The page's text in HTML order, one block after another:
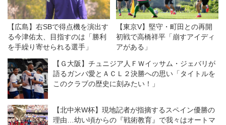
【広島】右SBで得点機を演出す
る今津佑太、目指すのは「勝利
を手繰り寄せられる選手」
【東京V】堅守・町田との再開
初戦で高橋祥平「崩すアイディ
アがある」
【Ｇ大阪】チュニジア人ＦＷイッサム・ジェバリが
語るガンバ愛とＡＣＬ２決勝への思い「タイトルを
このクラブの歴史に刻みたい！」
【北中米W杯】現地記者が指摘するスペイン優勝の
理由…幼い頃からの『戦術教育』で我々はオートマ